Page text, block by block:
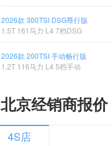
2026款 300TSI DSG尊行版
1.5T 161马力 L4 7档DSG
2026款 200TSI 手动畅行版
1.2T 116马力 L4 5档手动
北京经销商报价
4S店